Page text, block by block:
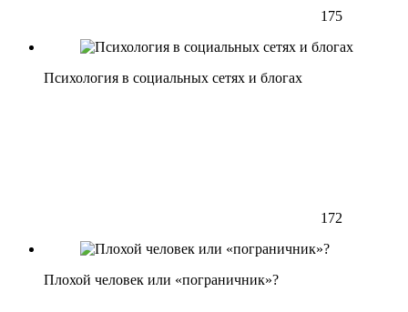
175
Психология в социальных сетях и блогах
172
Плохой человек или «пограничник»?